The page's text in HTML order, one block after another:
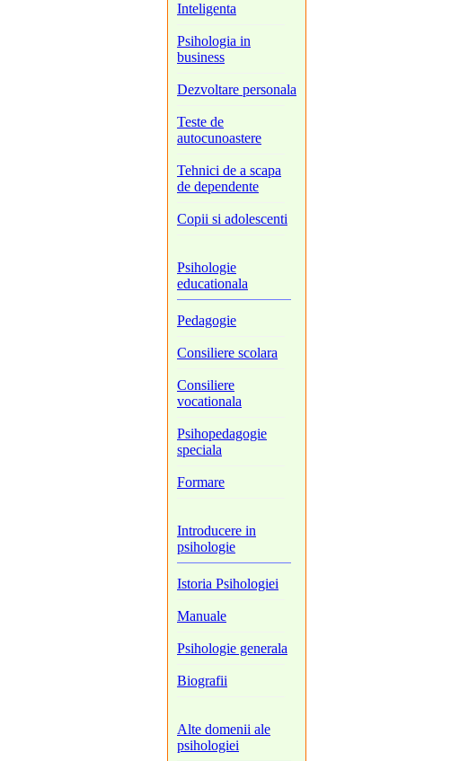
Inteligenta
Psihologia in
business
Dezvoltare personala
Teste de
autocunoastere
Tehnici de a scapa
de dependente
Copii si adolescenti
Psihologie
educationala
Pedagogie
Consiliere scolara
Consiliere
vocationala
Psihopedagogie
speciala
Formare
Introducere in
psihologie
Istoria Psihologiei
Manuale
Psihologie generala
Biografii
Alte domenii ale
psihologiei